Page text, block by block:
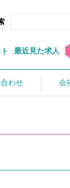
最近見た求人
わせ 会